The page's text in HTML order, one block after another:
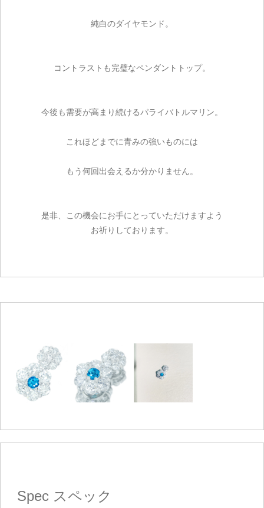
純白のダイヤモンド。
コントラストも完璧なペンダントトップ。
今後も需要が高まり続けるパライバトルマリン。
これほどまでに青みの強いものには
もう何回出会えるか分かりません。
是非、この機会にお手にとっていただけますよう
お祈りしております。
Spec スペック